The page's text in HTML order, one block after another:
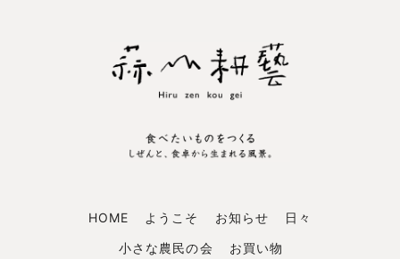
HOME ようこそ お知らせ
日々
小さな農民の会
お買い物